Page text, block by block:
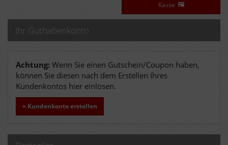
Kasse
Ihr Guthabenkonto
Achtung: Wenn Sie einen Gutschein/Coupon haben,
können Sie diesen nach dem Erstellen Ihres
Kundenkontos hier einlösen.
» Kundenkonto erstellen